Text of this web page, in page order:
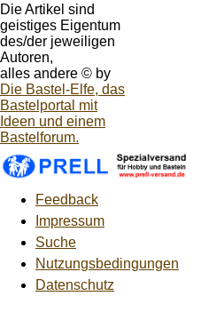
Die Artikel sind
geistiges Eigentum
des/der jeweiligen
Autoren,
alles andere © by
Die Bastel-Elfe, das
Bastelportal mit
Ideen und einem
Bastelforum.
Feedback
Impressum
Suche
Nutzungsbedingungen
Datenschutz